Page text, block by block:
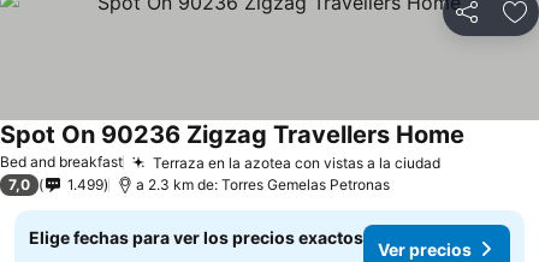
Compartir
Bed and breakfast Terraza en la azotea con vistas a la ciudadVer
Spot On 90236 Zigzag Travellers Home
7,0 1.499 a 2.3 km de: Torres Gemelas Petronas
Elige fechas para ver los precios exactos
Ver precios